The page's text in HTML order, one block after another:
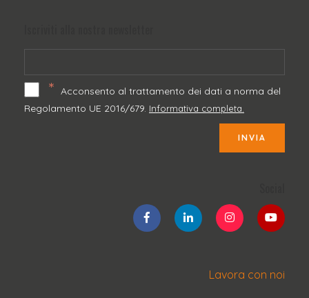
* Acconsento al trattamento dei dati a norma del
Regolamento UE 2016/679. Informativa completa.
INVIA
Lavora con noi